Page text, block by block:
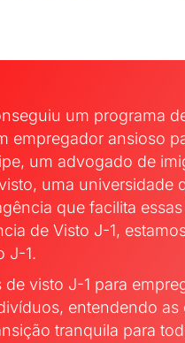
um programa
empregador ansioso
um advogado de
uma universidade
que facilita
de Visto J-1,
J-1.
visto J-1 para
entendendo
tranquila para